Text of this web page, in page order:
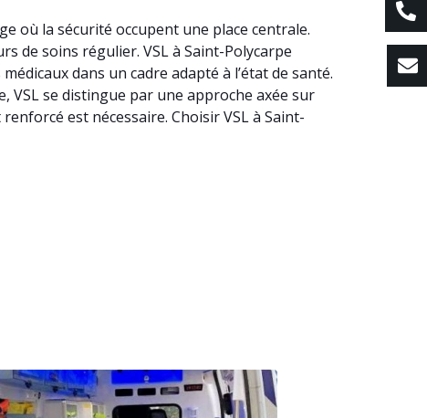
où la sécurité occupent une place centrale.
de soins régulier. VSL à Saint-Polycarpe
dans un cadre adapté à l’état de santé.
VSL se distingue par une approche axée sur
est nécessaire. Choisir VSL à Saint-